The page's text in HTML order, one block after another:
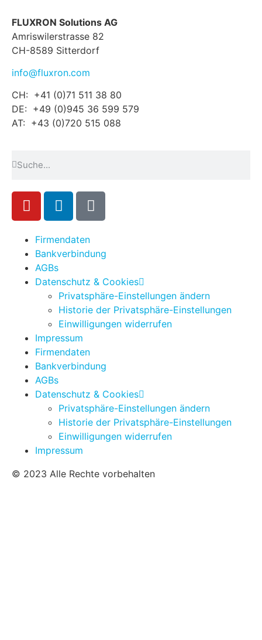
FLUXRON Solutions AG
Amriswilerstrasse 82
CH-8589 Sitterdorf
info@fluxron.com
CH: +41 (0)71 511 38 80
DE: +49 (0)945 36 599 579
AT: +43 (0)720 515 088
Firmendaten
Bankverbindung
AGBs
Datenschutz & Cookies
Privatsphäre-Einstellungen ändern
Historie der Privatsphäre-Einstellungen
Einwilligungen widerrufen
Impressum
Firmendaten
Bankverbindung
AGBs
Datenschutz & Cookies
Privatsphäre-Einstellungen ändern
Historie der Privatsphäre-Einstellungen
Einwilligungen widerrufen
Impressum
© 2023 Alle Rechte vorbehalten